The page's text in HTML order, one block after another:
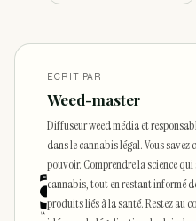
ECRIT PAR
Weed-master
Diffuseur weed média et
dans le cannabis légal. Vous savez
pouvoir. Comprendre la science
cannabis, tout en restant informé
produits liés à la santé. Restez au